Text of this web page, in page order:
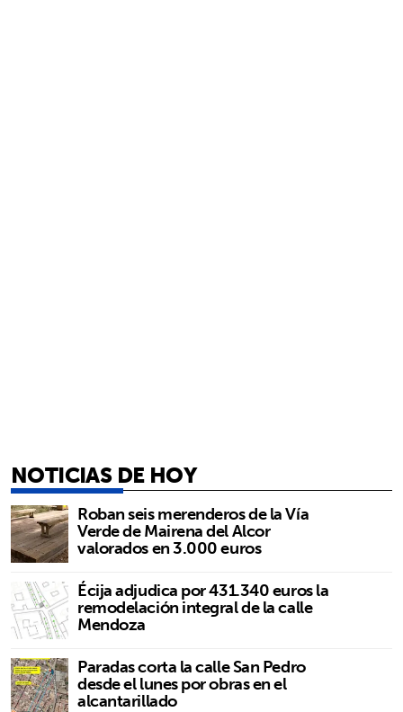
NOTICIAS DE HOY
Roban seis merenderos de la Vía
Verde de Mairena del Alcor
valorados en 3.000 euros
Écija adjudica por 431.340 euros la
remodelación integral de la calle
Mendoza
Paradas corta la calle San Pedro
desde el lunes por obras en el
alcantarillado